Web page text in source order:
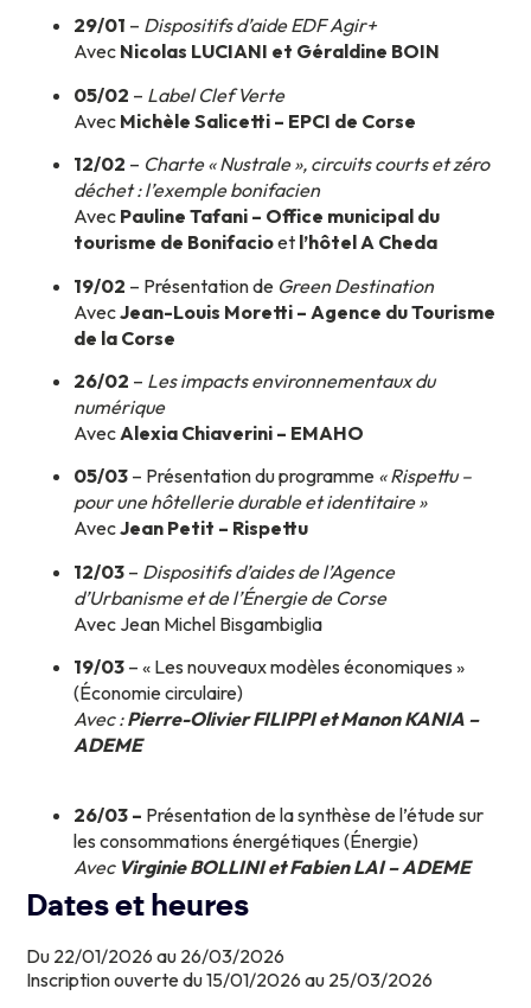
29/01 – Dispositifs d’aide EDF Agir+
Avec Nicolas LUCIANI et Géraldine BOIN
05/02 – Label Clef Verte
Avec Michèle Salicetti – EPCI de Corse
12/02 – Charte « Nustrale », circuits courts et zéro
déchet : l’exemple bonifacien
Avec Pauline Tafani – Office municipal du
tourisme de Bonifacioet l’hôtel A Cheda
19/02 – Présentation de Green Destination
AvecJean-Louis Moretti – Agence du Tourisme
de la Corse
26/02 – Les impacts environnementaux du
numérique
Avec Alexia Chiaverini – EMAHO
05/03 – Présentation du programme « Rispettu –
pour une hôtellerie durable et identitaire »
AvecJean Petit – Rispettu
12/03 – Dispositifs d’aides de l’Agence
d’Urbanisme et de l’Énergie de Corse
Avec Jean Michel Bisgambiglia
19/03 – « Les nouveaux modèles économiques »
(Économie circulaire)
Avec :Pierre-Olivier FILIPPI et Manon KANIA –
ADEME
26/03 – Présentation de la synthèse de l’étude sur
les consommations énergétiques (Énergie)
Avec Virginie BOLLINI et Fabien LAI – ADEME
Dates et heures
Du 22/01/2026 au 26/03/2026
Inscription ouverte du 15/01/2026 au 25/03/2026